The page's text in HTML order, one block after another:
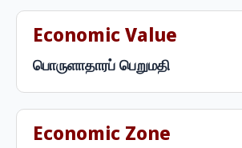
Economic Value
பொருளாதாரப் பெறுமதி
Economic Zone